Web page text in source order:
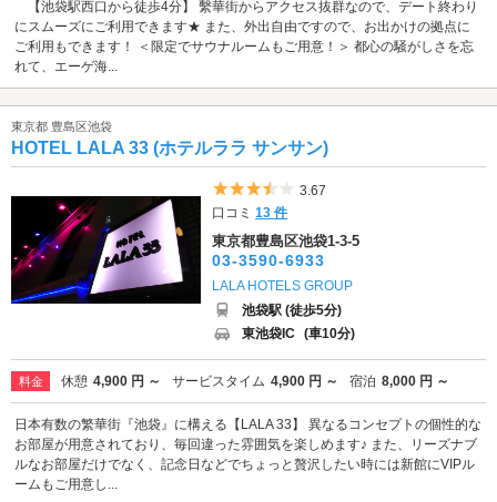
【池袋駅西口から徒歩4分】 繫華街からアクセス抜群なので、デート終わり
にスムーズにご利用できます★ また、外出自由ですので、お出かけの拠点に
ご利用もできます！ ＜限定でサウナルームもご用意！＞ 都心の騒がしさを忘
れて、エーゲ海...
東京都 豊島区池袋
HOTEL LALA 33 (ホテルララ サンサン)
5つ星のうち3.5
3.67
口コミ13 件
東京都豊島区池袋1-3-5
03-3590-6933
LALA HOTELS GROUP
池袋駅 (徒歩5分)
東池袋IC (車10分)
料金 休憩 4,900 円 ～ サービスタイム 4,900 円 ～ 宿泊 8,000 円 ～
日本有数の繁華街『池袋』に構える【LALA 33】 異なるコンセプトの個性的な
お部屋が用意されており、毎回違った雰囲気を楽しめます♪ また、リーズナブ
ルなお部屋だけでなく、記念日などでちょっと贅沢したい時には新館にVIPル
ームもご用意し...